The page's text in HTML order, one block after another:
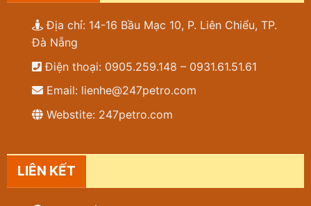
Địa chỉ: 14-16 Bầu Mạc 10, P. Liên Chiểu, TP.
Đà Nẵng
Điện thoại: 0905.259.148 – 0931.61.51.61
Email: lienhe@247petro.com
Webstite: 247petro.com
LIÊN KẾT